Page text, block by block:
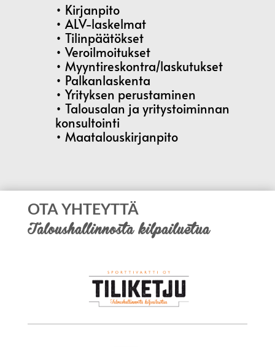
• Kirjanpito
• ALV-laskelmat
• Tilinpäätökset
• Veroilmoitukset
• Myyntireskontra/laskutukset
• Palkanlaskenta
• Yrityksen perustaminen
• Talousalan ja yritystoiminnan
konsultointi
• Maatalouskirjanpito
OTA YHTEYTTÄ
Taloushallinnosta kilpailuetua